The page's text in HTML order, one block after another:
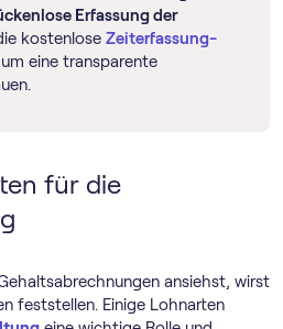
Erfassung der
kostenlose Zeiterfassung-
eine transparente
für die
ansiehst, wirst
feststellen. Einige Lohnarten